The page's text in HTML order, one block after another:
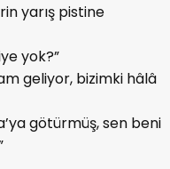
yarış pistine
yok?”
geliyor, bizimki hâlâ
götürmüş, sen beni